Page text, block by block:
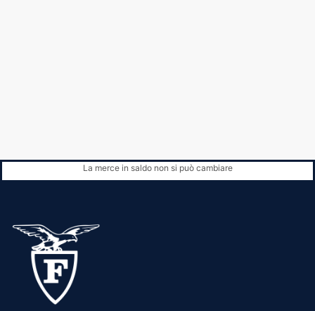
La merce in saldo non si può cambiare